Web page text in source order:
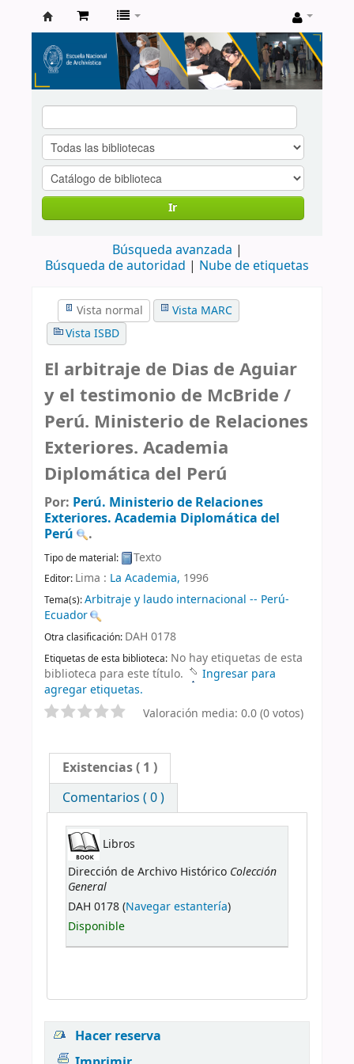
Catálogo
de
Biblioteca
ENA
Ir
Búsqueda avanzada
Búsqueda de autoridad
Nube de etiquetas
Vista normal
Vista MARC
Vista ISBD
El arbitraje de Dias de Aguiar
y el testimonio de McBride /
Perú. Ministerio de Relaciones
Exteriores. Academia
Diplomática del Perú
Por: Perú. Ministerio de Relaciones
Exteriores. Academia Diplomática del
Perú
.
Tipo de material: Texto
Editor: Lima : La Academia, 1996
Tema(s):Arbitraje y laudo internacional -- Perú-
Ecuador
Otra clasificación: DAH 0178
Etiquetas de esta biblioteca: No hay etiquetas de esta
biblioteca para este título.
Ingresar para
agregar etiquetas.
Valoración media: 0.0 (0 votos)
Existencias( 1 )
Comentarios ( 0 )
Libros
Dirección de Archivo Histórico Colección
General
DAH 0178 (Navegar estantería)
Disponible
Hacer reserva